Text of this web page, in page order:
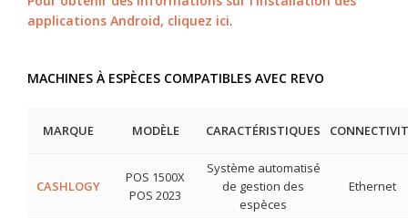
applications Android, cliquez ici.
MACHINES À ESPÈCES COMPATIBLES AVEC REVO
MARQUE MODÈLE CARACTÉRISTIQUES
CASHLOGY
POS 1500X
POS 2023
Système automatisé
de gestion des
espèces
Ethernet